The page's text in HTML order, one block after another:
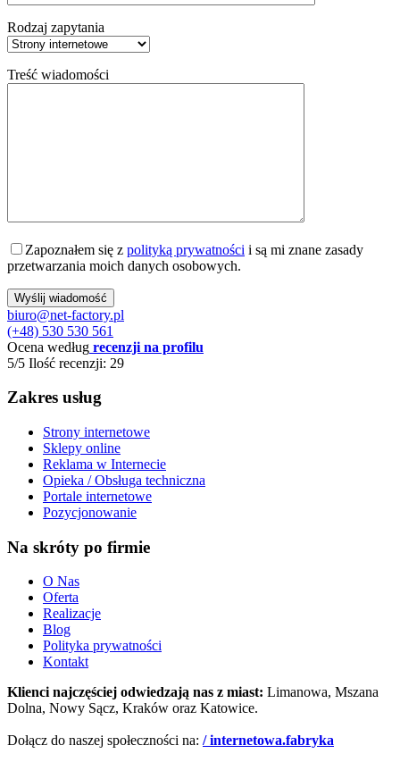
Rodzaj zapytania
Treść wiadomości
Zapoznałem się z polityką prywatności i są mi znane zasady
przetwarzania moich danych osobowych.
biuro@net-factory.pl
(+48) 530 530 561
Ocena według recenzji na profilu
5/5 Ilość recenzji: 29
Zakres usług
Strony internetowe
Sklepy online
Reklama w Internecie
Opieka / Obsługa techniczna
Portale internetowe
Pozycjonowanie
Na skróty po firmie
O Nas
Oferta
Realizacje
Blog
Polityka prywatności
Kontakt
Klienci najczęściej odwiedzają nas z miast: Limanowa, Mszana
Dolna, Nowy Sącz, Kraków oraz Katowice.
Dołącz do naszej społeczności na: / internetowa.fabryka